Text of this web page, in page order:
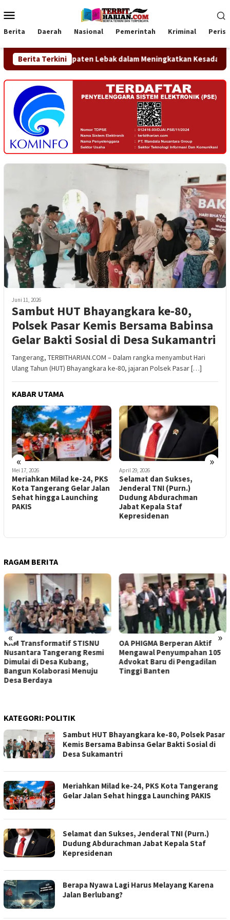
ke
kontenMobile
Berita Daerah Nasional Pemerintah Kriminal
Berita Terkini
Kabupaten Lebak dalam Meningkatkan Kesadaran Hukum
Juni 11, 2026
Sambut HUT Bhayangkara ke-80,
Polsek Pasar Kemis Bersama Babinsa
Gelar Bakti Sosial di Desa Sukamantri
Tangerang, TERBITHARIAN.COM – Dalam rangka menyambut Hari
Ulang Tahun (HUT) Bhayangkara ke-80, jajaran Polsek Pasar […]
KABAR UTAMA
« »
April 29, 2026
Selamat dan Sukses,
Jenderal TNI (Purn.)
Dudung Abdurachman
Jabat Kepala Staf
Februari 13, 2026
Berapa Nyawa Lagi Harus
Melayang Karena Jalan
Berlubang?
RAGAM BERITA
« »
OA PHIGMA Berperan Aktif
Mengawal Penyumpahan 105
Advokat Baru di Pengadilan
Tinggi Banten
DPD LPK RI DKI Jakarta
Audiensi dengan Ketua Umum
LPK RI Bahas Penguatan
Sinergi Perlindungan
KATEGORI: POLITIK
Sambut HUT Bhayangkara ke-80, Polsek Pasar
Kemis Bersama Babinsa Gelar Bakti Sosial di
Desa Sukamantri
Meriahkan Milad ke-24, PKS Kota Tangerang
Gelar Jalan Sehat hingga Launching PAKIS
Selamat dan Sukses, Jenderal TNI (Purn.)
Dudung Abdurachman Jabat Kepala Staf
Kepresidenan
Berapa Nyawa Lagi Harus Melayang Karena
Jalan Berlubang?